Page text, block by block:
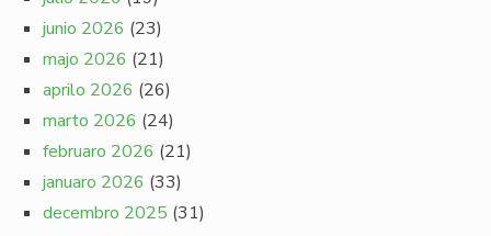
junio 2026 (23)
majo 2026 (21)
aprilo 2026 (26)
marto 2026 (24)
februaro 2026 (21)
januaro 2026 (33)
decembro 2025 (31)